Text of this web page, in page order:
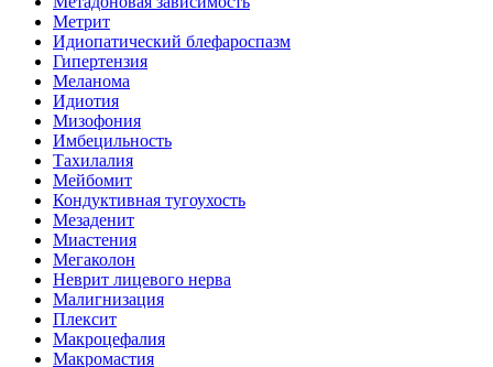
Метрит
Идиопатический блефароспазм
Гипертензия
Меланома
Идиотия
Мизофония
Имбецильность
Тахилалия
Мейбомит
Кондуктивная тугоухость
Мезаденит
Миастения
Мегаколон
Неврит лицевого нерва
Малигнизация
Плексит
Макроцефалия
Макромастия